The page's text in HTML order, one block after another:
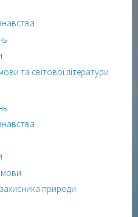
та світової літератури
мови
природи.